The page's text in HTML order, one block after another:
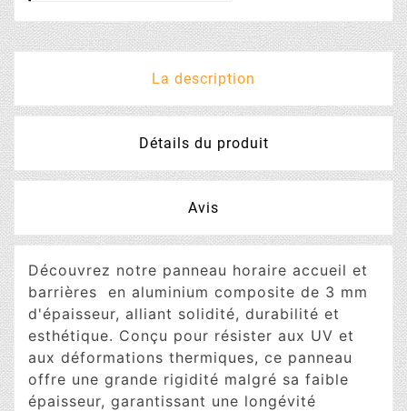
La description
Détails du produit
Avis
Découvrez notre panneau horaire accueil et
barrières en aluminium composite de 3 mm
d'épaisseur, alliant solidité, durabilité et
esthétique. Conçu pour résister aux UV et
aux déformations thermiques, ce panneau
offre une grande rigidité malgré sa faible
épaisseur, garantissant une longévité